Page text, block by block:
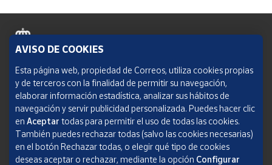
Política de cookies
Aviso legal
Condiciones del servicio
Política de Privacidad Web
AVISO DE COOKIES
Esta página web, propiedad de Correos, utiliza cookies propias
y de terceros con la finalidad de permitir su navegación,
elaborar información estadística, analizar sus hábitos de
navegación y servir publicidad personalizada. Puedes hacer clic
en Aceptar todas para permitir el uso de todas las cookies.
También puedes rechazar todas (salvo las cookies necesarias)
en el botón Rechazar todas, o elegir qué tipo de cookies
deseas aceptar o rechazar, mediante la opción Configurar